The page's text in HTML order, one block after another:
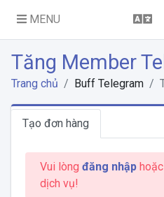
MENU
Tăng Member
Trang chủ Buff Telegram
Tạo đơn hàng
Vui lòng đăng nhậphoặc
dịch vụ!